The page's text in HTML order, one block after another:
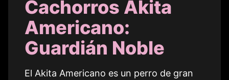
Cachorros Akita
Americano:
Guardián Noble
El Akita Americano es un perro de gran